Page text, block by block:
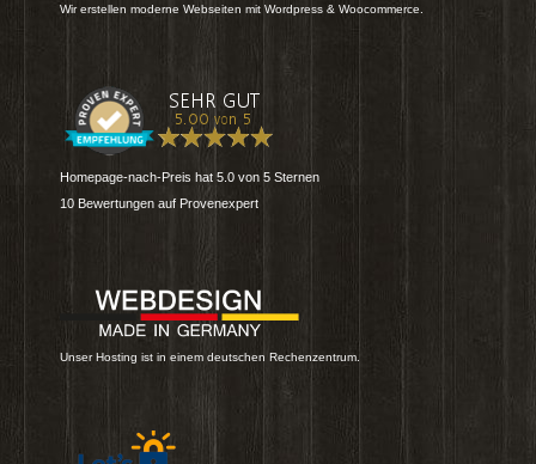
Wir erstellen moderne Webseiten mit Wordpress & Woocommerce.
Homepage-nach-Preis hat 5.0 von 5 Sternen
10 Bewertungen auf Provenexpert
Unser Hosting ist in einem deutschen Rechenzentrum.